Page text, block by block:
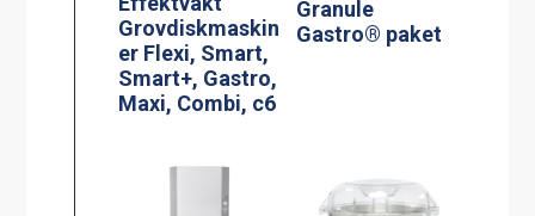
Grovdiskmaskin
er Flexi, Smart,
Smart+, Gastro,
Maxi, Combi, c6
Granule
Gastro® paket